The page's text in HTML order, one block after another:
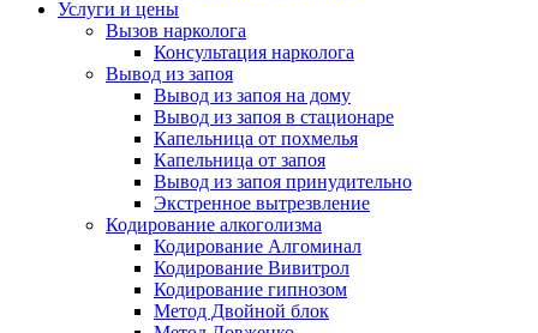
Услуги и цены
Вызов нарколога
Консультация нарколога
Вывод из запоя
Вывод из запоя на дому
Вывод из запоя в стационаре
Капельница от похмелья
Капельница от запоя
Вывод из запоя принудительно
Экстренное вытрезвление
Кодирование алкоголизма
Кодирование Алгоминал
Кодирование Вивитрол
Кодирование гипнозом
Метод Двойной блок